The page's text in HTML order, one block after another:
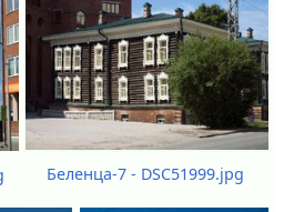
Беленца-7 - DSC51999.jpg